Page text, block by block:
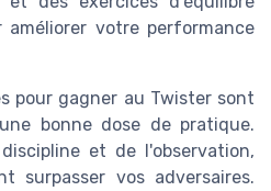
votre performance
pour gagner au Twister sont
bonne dose de pratique.
et de l'observation,
surpasser vos adversaires.